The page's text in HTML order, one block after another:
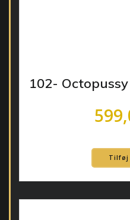
102-
Tilføj